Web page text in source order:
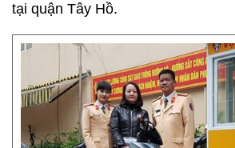
tại quận Tây Hồ.